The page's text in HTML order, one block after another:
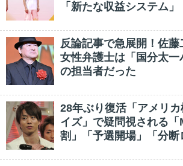
「新たな収益システム」
反論記事で急展開！佐藤
女性弁護士は「国分太一
の担当者だった
28年ぶり復活「アメリ
イズ」で疑問視される
割」「予選開場」「分断